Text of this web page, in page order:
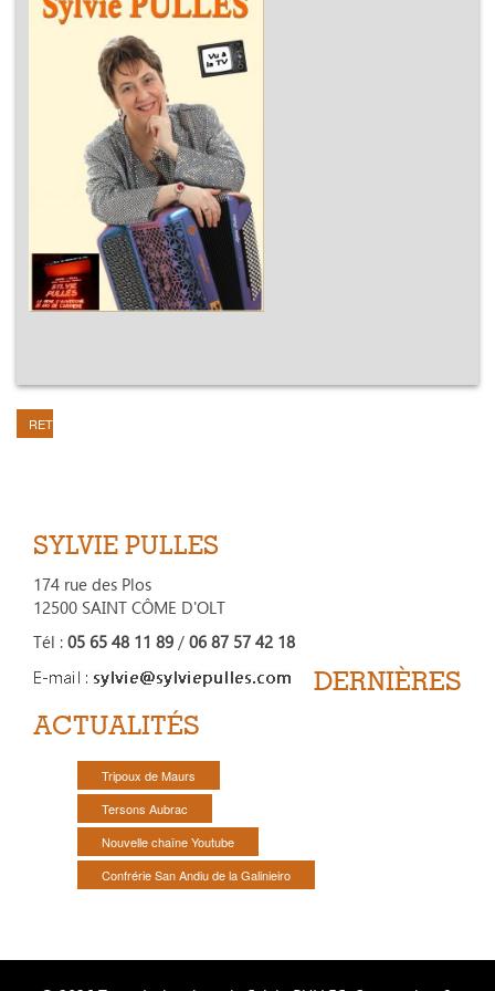
RETOUR
SYLVIE PULLES
174 rue des Plos
12500 SAINT CÔME D'OLT
Tél : 05 65 48 11 89 / 06 87 57 42 18
DERNIÈRES
ACTUALITÉS
Tripoux de Maurs
Tersons Aubrac
Nouvelle chaîne Youtube
Confrérie San Andiu de la Galinieiro